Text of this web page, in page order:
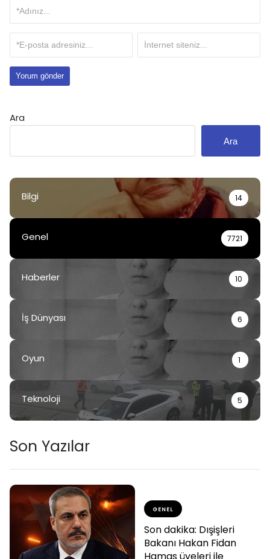
Ara
Ara
Bilgi 14
Genel 7721
Haberler 10
İş Dünyası 6
Oyun 1
Teknoloji 5
Son Yazılar
GENEL
Son dakika: Dışişleri
Bakanı Hakan Fidan
Hamas üyeleri ile